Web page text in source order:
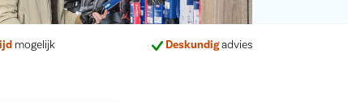
mogelijk Deskundigadvies